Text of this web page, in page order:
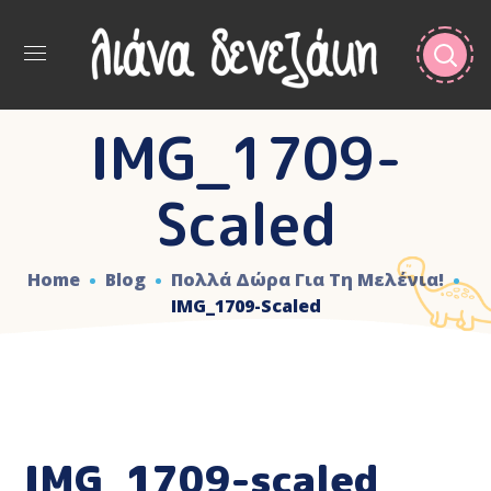
IMG_1709-
Scaled
Home Blog
Πολλά Δώρα Για Τη Μελένια!
IMG_1709-Scaled
IMG_1709-scaled